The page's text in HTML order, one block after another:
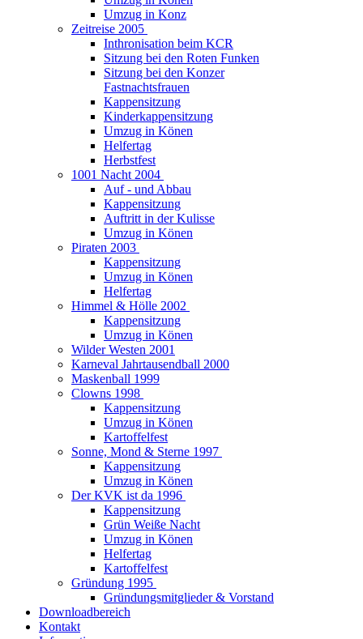
Umzug in Konz
Zeitreise 2005
Inthronisation beim KCR
Sitzung bei den Roten Funken
Sitzung bei den Konzer
Fastnachtsfrauen
Kappensitzung
Kinderkappensitzung
Umzug in Könen
Helfertag
Herbstfest
1001 Nacht 2004
Auf - und Abbau
Kappensitzung
Auftritt in der Kulisse
Umzug in Könen
Piraten 2003
Kappensitzung
Umzug in Könen
Helfertag
Himmel & Hölle 2002
Kappensitzung
Umzug in Könen
Wilder Westen 2001
Karneval Jahrtausendball 2000
Maskenball 1999
Clowns 1998
Kappensitzung
Umzug in Könen
Kartoffelfest
Sonne, Mond & Sterne 1997
Kappensitzung
Umzug in Könen
Der KVK ist da 1996
Kappensitzung
Grün Weiße Nacht
Umzug in Könen
Helfertag
Kartoffelfest
Gründung 1995
Gründungsmitglieder & Vorstand
Downloadbereich
Kontakt